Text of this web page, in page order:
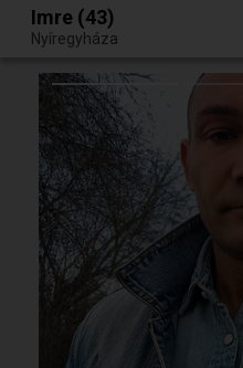
Egy jó randiból bármi lehet.
Imre (43)
Nyíregyháza